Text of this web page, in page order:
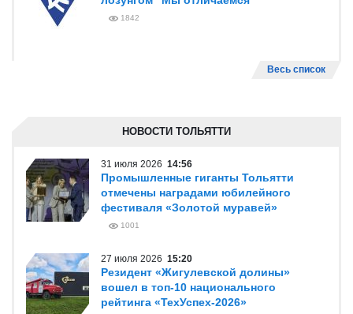
1842
Весь список
НОВОСТИ ТОЛЬЯТТИ
31 июля 2026 14:56
Промышленные гиганты Тольятти
отмечены наградами юбилейного
фестиваля «Золотой муравей»
1001
27 июля 2026 15:20
Резидент «Жигулевской долины»
вошел в топ-10 национального
рейтинга «ТехУспех-2026»